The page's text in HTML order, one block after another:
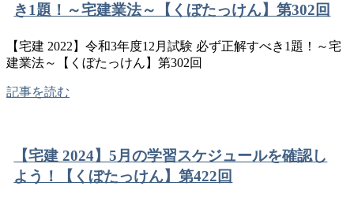
き1題！～宅建業法～【くぼたっけん】第302回
【宅建 2022】令和3年度12月試験 必ず正解すべき1題！～宅
建業法～【くぼたっけん】第302回
記事を読む
【宅建 2024】5月の学習スケジュールを確認し
よう！【くぼたっけん】第422回